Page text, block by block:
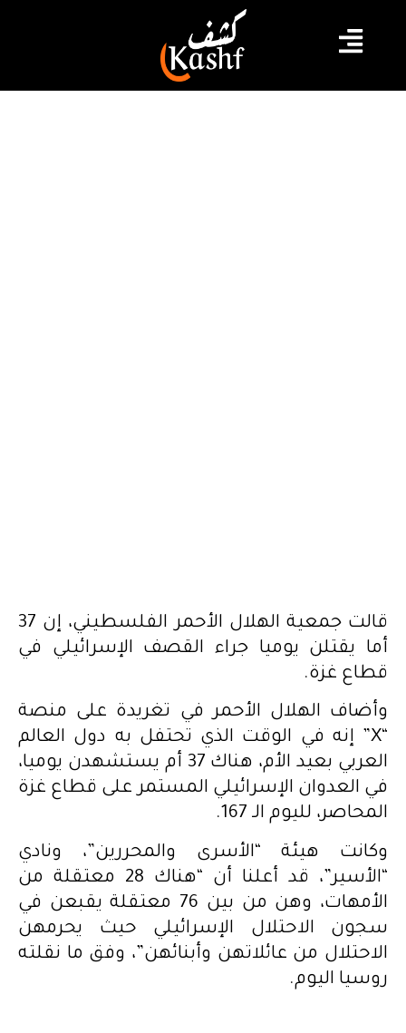
قالت جمعية الهلال الأحمر الفلسطيني، إن 37
أما يقتلن يوميا جراء القصف الإسرائيلي في
قطاع غزة.
وأضاف الهلال الأحمر في تغريدة على منصة
“X” إنه في الوقت الذي تحتفل به دول العالم
العربي بعيد الأم، هناك 37 أم يستشهدن يوميا،
في العدوان الإسرائيلي المستمر على قطاع غزة
المحاصر، لليوم الـ 167.
وكانت هيئة “الأسرى والمحررين”، ونادي
“الأسير”، قد أعلنا أن “هناك 28 معتقلة من
الأمهات، وهن من بين 76 معتقلة يقبعن في
سجون الاحتلال الإسرائيلي حيث يحرمهن
الاحتلال من عائلاتهن وأبنائهن”، وفق ما نقلته
روسيا اليوم.